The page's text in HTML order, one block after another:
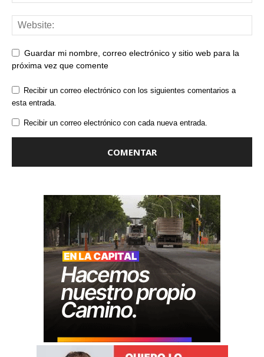
Guardar mi nombre, correo electrónico y sitio web para la
próxima vez que comente
Recibir un correo electrónico con los siguientes comentarios a
esta entrada.
Recibir un correo electrónico con cada nueva entrada.